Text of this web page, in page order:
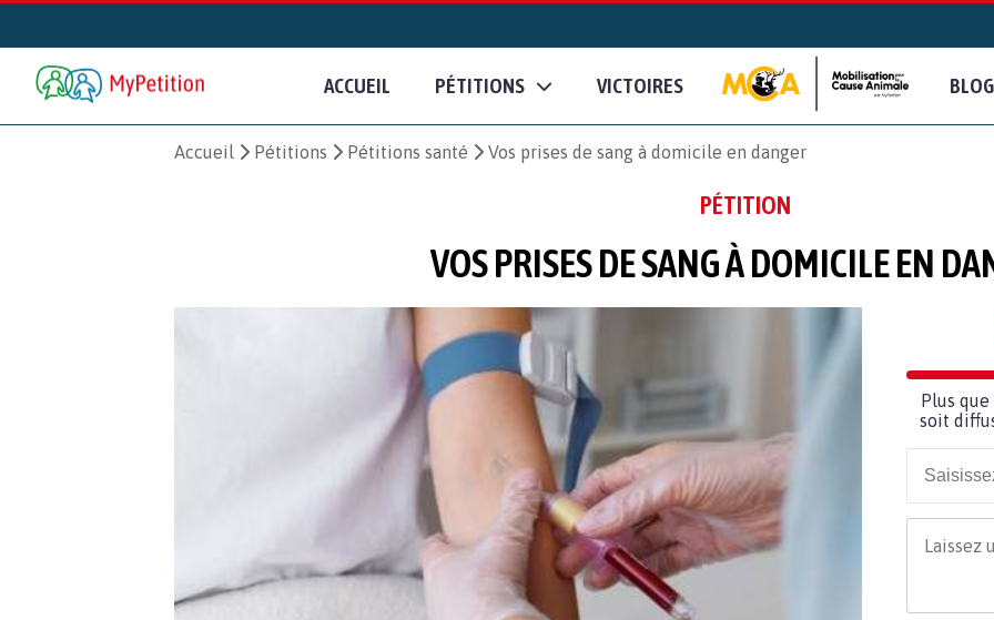
ACCUEIL PÉTITIONS VICTOIRES BLOG
Accueil Pétitions Pétitions santé Vos prises de sang à domicile en danger
PÉTITION
VOS PRISES DE SANG À DOMICILE EN
Plus
soit